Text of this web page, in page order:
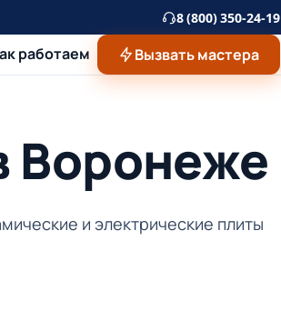
8 (800) 350-24-19
работаем Вызвать мастера
Воронеже
и электрические плиты